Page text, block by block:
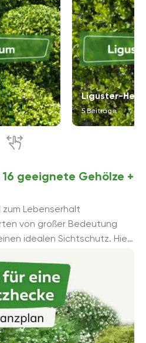
Liguster-
5 Beiträge
geeignete Gehölze +
Lebenserhalt
von großer Bedeutung
idealen Sichtschutz. Hier